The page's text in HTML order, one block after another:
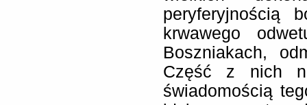
peryferyjnością
krwawego
Boszniakach,
Część z nich
świadomością